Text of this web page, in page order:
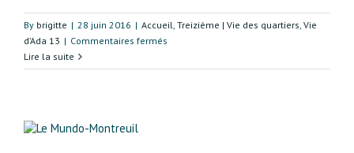
plusieurs
By brigitte | 28 juin 2016 | Accueil Treizième | Vie des quartiers Vie
d’Ada 13 | Commentaires fermés
la
Lire la suite